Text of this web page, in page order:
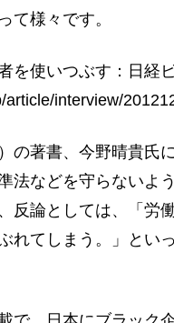
て様々です。
を使いつぶす：日経
interview/
の著書、今野晴貴氏
法などを守らないよ
反論としては、「労
れてしまう。」とい